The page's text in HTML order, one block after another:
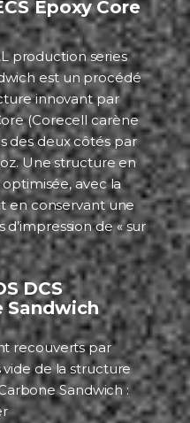
Epoxy Core
production series
est un procédé
innovant par
(Corecell carène
des deux côtés par
Une structure en
optimisée, avec la
en conservant une
de « sur
DCS
Sandwich
recouverts par
vide de la structure
Sandwich :